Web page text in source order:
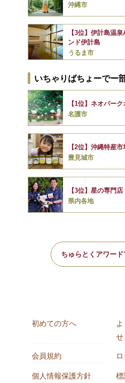
沖縄市
【3位】伊計島温
ンド伊計島
うるま市
いちゃりばちょーでー
【1位】ネオパー
名護市
【2位】沖縄特産
豊見城市
【3位】星の専門
県内各地
ちゅらとくアワー
初めての方へ
せ
会員規約
個人情報保護方針 標